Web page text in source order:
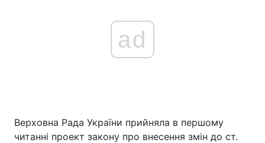
ad
Верховна Рада України прийняла в першому
читанні проект закону про внесення змін до ст.